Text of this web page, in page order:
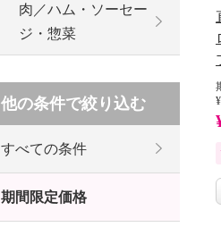
肉／ハム・ソーセー
ジ・惣菜
他の条件で絞り込む
すべての条件
期間限定価格